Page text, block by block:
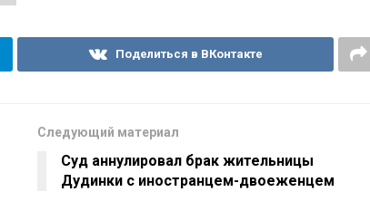
Поделиться в ВКонтакте
Следующий материал
Суд аннулировал брак жительницы
Дудинки с иностранцем-двоеженцем